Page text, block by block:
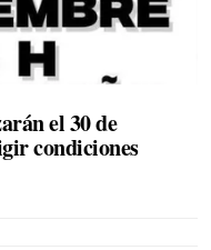
el 30 de
condiciones